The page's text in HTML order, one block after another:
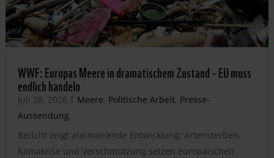
WWF: Europas Meere in dramatischem Zustand – EU muss
endlich handeln
Juli 28, 2026 | Meere, Politische Arbeit, Presse-
Aussendung
Bericht zeigt alarmierende Entwicklung: Artensterben,
Klimakrise und Verschmutzung setzen europäischen